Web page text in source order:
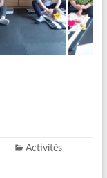
Activités